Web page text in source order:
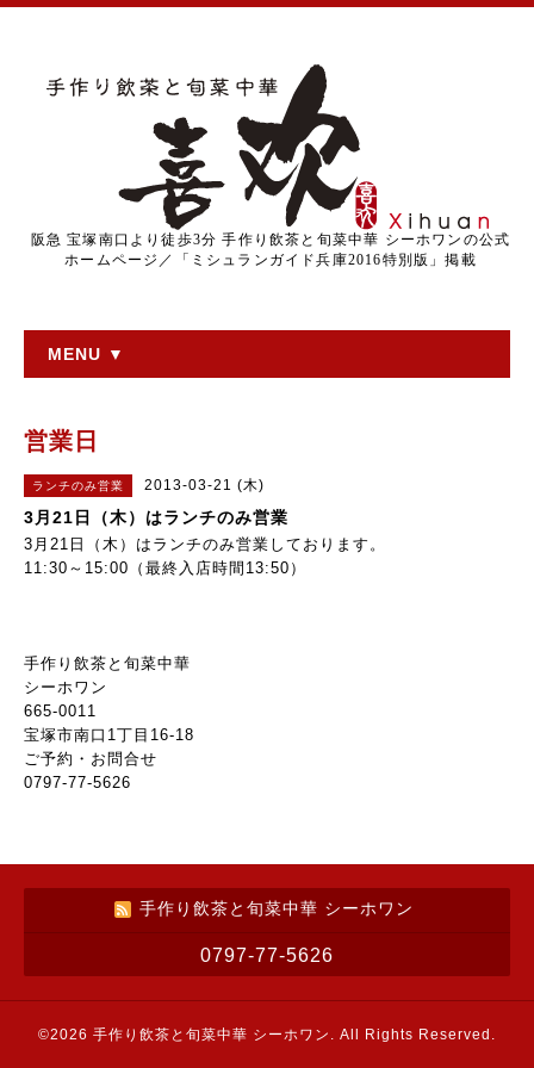
阪急 宝塚南口より徒歩3分 手作り飲茶と旬菜中華 シーホワンの公式
ホームページ／「ミシュランガイド兵庫2016特別版」掲載
MENU ▼
営業日
ランチのみ営業 2013-03-21 (木)
3月21日（木）はランチのみ営業
3月21日（木）はランチのみ営業しております。
11:30～15:00（最終入店時間13:50）
手作り飲茶と旬菜中華
シーホワン
665-0011
宝塚市南口1丁目16-18
ご予約・お問合せ
0797-77-5626
手作り飲茶と旬菜中華 シーホワン
0797-77-5626
©2026 手作り飲茶と旬菜中華 シーホワン . All Rights Reserved.